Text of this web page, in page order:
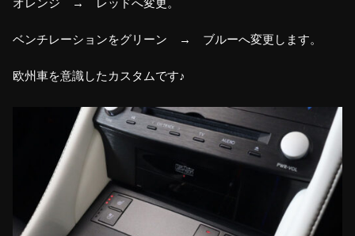
オレンジ → レッドへ変更。
ベンチレーションをグリーン → ブルーへ変更します。
欧州車を意識したカスタムです♪